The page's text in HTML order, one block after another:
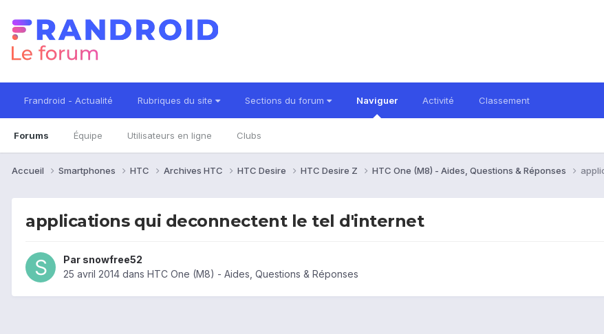
Frandroid - Actualité Rubriques du site Sections du forum Naviguer
Forums Équipe Utilisateurs en ligne Clubs
Activité Classement
Accueil Smartphones HTC Archives HTC HTC Desire HTC Desire Z HTC One (M8) - Aides, Questions & Réponses
applications qui deconnectent le tel d'internet
Par snowfree52
25 avril 2014 dans HTC One (M8) - Aides, Questions & Réponses